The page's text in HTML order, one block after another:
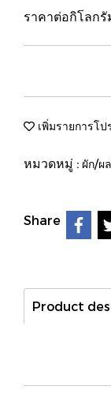
ราคาต่อกิโลกรั
เพิ่มรายการโป
หมวดหมู่ : ผัก/ผ
Share
Product